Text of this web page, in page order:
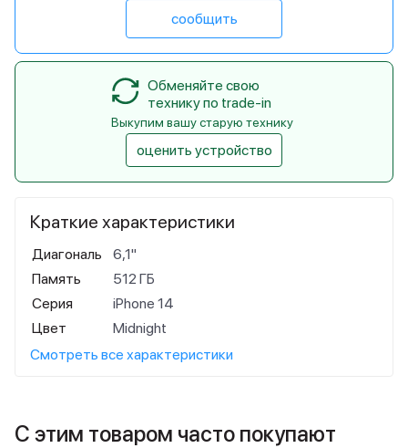
Краткие характеристики
Диагональ
6,1"
Память
512 ГБ
Серия
iPhone 14
Цвет
Midnight
Смотреть все характеристики
сообщить
Обменяйте свою
технику по trade-in
Выкупим вашу старую технику
оценить устройство
С этим товаром часто покупают